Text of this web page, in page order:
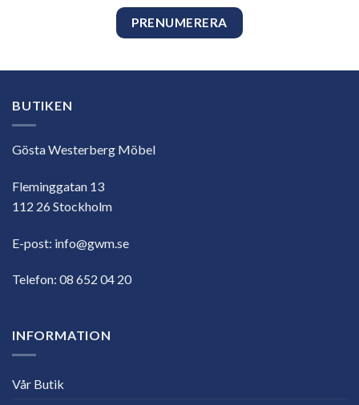
BUTIKEN
Gösta Westerberg Möbel
Fleminggatan 13
112 26 Stockholm
E-post: info@gwm.se
Telefon: 08 652 04 20
INFORMATION
Vår Butik